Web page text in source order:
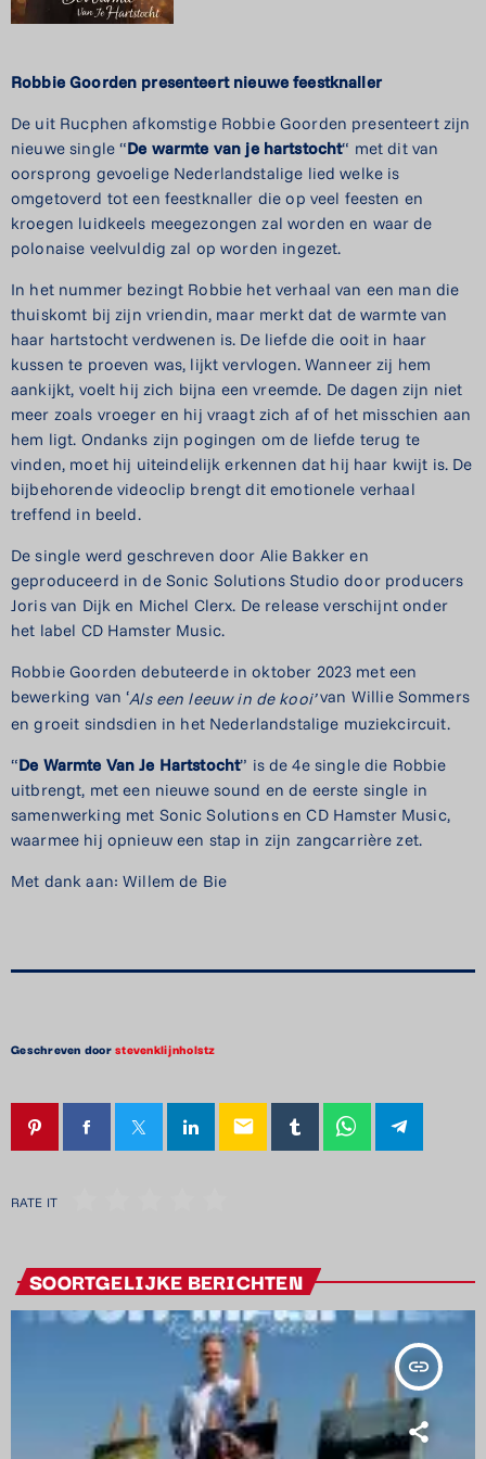
Robbie Goorden presenteert nieuwe feestknaller
De uit Rucphen afkomstige Robbie Goorden presenteert zijn
nieuwe single “De warmte van je hartstocht“ met dit van
oorsprong gevoelige Nederlandstalige lied welke is
omgetoverd tot een feestknaller die op veel feesten en
kroegen luidkeels meegezongen zal worden en waar de
polonaise veelvuldig zal op worden ingezet.
In het nummer bezingt Robbie het verhaal van een man die
thuiskomt bij zijn vriendin, maar merkt dat de warmte van
haar hartstocht verdwenen is. De liefde die ooit in haar
kussen te proeven was, lijkt vervlogen. Wanneer zij hem
aankijkt, voelt hij zich bijna een vreemde. De dagen zijn niet
meer zoals vroeger en hij vraagt zich af of het misschien aan
hem ligt. Ondanks zijn pogingen om de liefde terug te
vinden, moet hij uiteindelijk erkennen dat hij haar kwijt is. De
bijbehorende videoclip brengt dit emotionele verhaal
treffend in beeld.
De single werd geschreven door Alie Bakker en
geproduceerd in de Sonic Solutions Studio door producers
Joris van Dijk en Michel Clerx. De release verschijnt onder
het label CD Hamster Music.
Robbie Goorden debuteerde in oktober 2023 met een
bewerking van ‘Als een leeuw in de kooi’van Willie Sommers
en groeit sindsdien in het Nederlandstalige muziekcircuit.
“De Warmte Van Je Hartstocht” is de 4e single die Robbie
uitbrengt, met een nieuwe sound en de eerste single in
samenwerking met Sonic Solutions en CD Hamster Music,
waarmee hij opnieuw een stap in zijn zangcarrière zet.
Met dank aan: Willem de Bie
Geschreven doorstevenklijnholstz
email
RATE IT
SOORTGELIJKE BERICHTEN
insert_link